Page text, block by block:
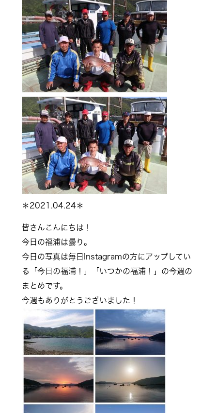
＊2021.04.24＊
皆さんこんにちは！
今日の福浦は曇り。
今日の写真は毎日Instagramの方にアップしてい
る「今日の福浦！」「いつかの福浦！」の今週の
まとめです。
今週もありがとうございました！